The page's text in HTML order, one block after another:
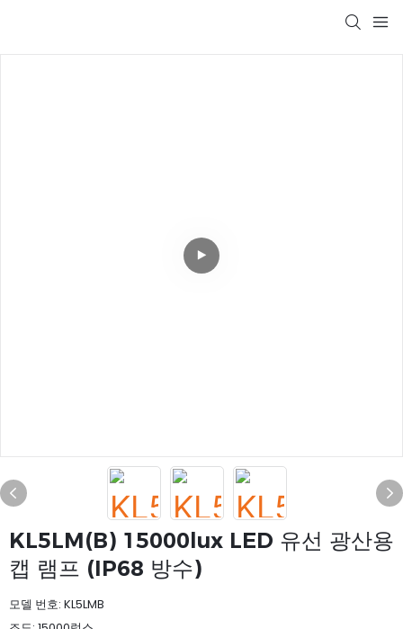
KL5LM(B) 15000lux LED 유선 광산용
캡 램프 (IP68 방수)
모델 번호: KL5LMB